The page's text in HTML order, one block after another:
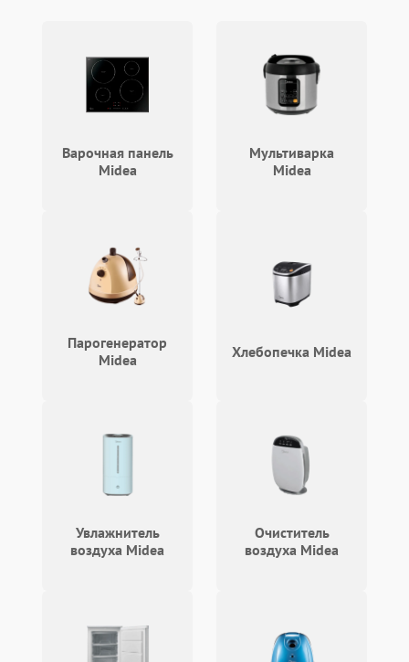
Варочная панель
Midea
Мультиварка
Midea
Парогенератор
Midea
Хлебопечка Midea
Увлажнитель
воздуха Midea
Очиститель
воздуха Midea